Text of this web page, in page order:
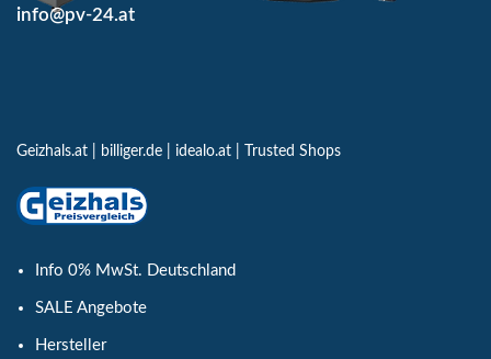
info@pv-24.at
Geizhals.at billiger.de idealo.at Trusted Shops
Info 0% MwSt. Deutschland
SALE Angebote
Hersteller